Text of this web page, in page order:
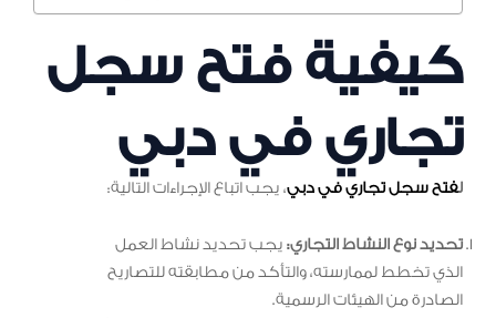
كيفية فتح سجل
تجاري في دبي
لفتح سجل تجاري في دبي، يجب اتباع الإجراءات التالية:
تحديد نوع النشاط التجاري: يجب تحديد نشاط العمل
الذي تخطط لممارسته، والتأكد من مطابقته للتصاريح
الصادرة من الهيئات الرسمية.